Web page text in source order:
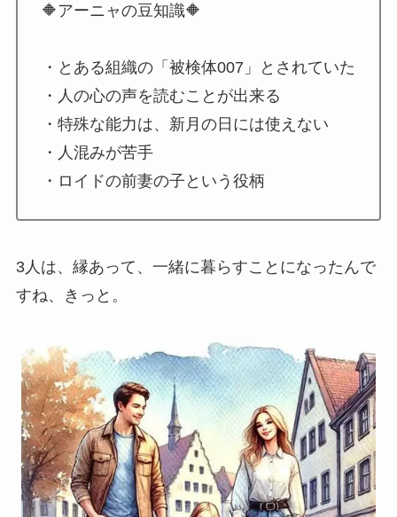
🔶アーニャの豆知識🔶
・とある組織の「被検体007」とされていた
・人の心の声を読むことが出来る
・特殊な能力は、新月の日には使えない
・人混みが苦手
・ロイドの前妻の子という役柄
3人は、縁あって、一緒に暮らすことになったんで
すね、きっと。